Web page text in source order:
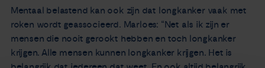
Mentaal belastend kan ook zijn dat longkanker vaak met
roken wordt geassocieerd. Marloes: “Net als ik zijn er
mensen die nooit gerookt hebben en toch longkanker
krijgen. Alle mensen kunnen longkanker krijgen. Het is